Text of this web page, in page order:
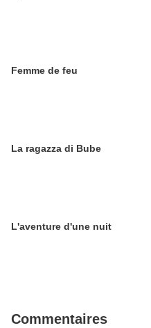
Femme de feu
La ragazza di Bube
L'aventure d'une nuit
Commentaires